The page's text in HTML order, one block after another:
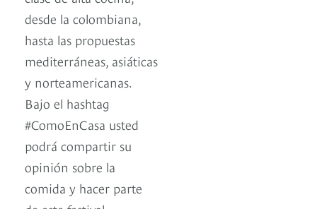
desde la colombiana,
hasta las propuestas
mediterráneas, asiáticas
y norteamericanas.
Bajo el hashtag
#ComoEnCasa usted
podrá compartir su
opinión sobre la
comida y hacer parte